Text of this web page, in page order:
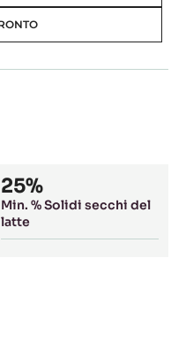
25%
Min. % Solidi secchi del
latte